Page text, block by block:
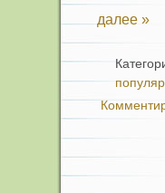
далее »